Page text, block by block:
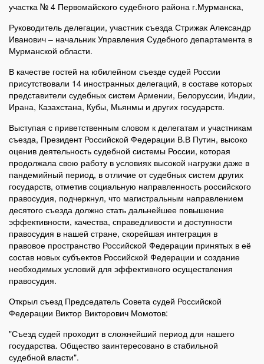
участка № 4 Первомайского судебного района г.Мурманска,
Руководитель делегации, участник съезда Стрижак Александр
Иванович – начальник Управления Судебного департамента в
Мурманской области.
В качестве гостей на юбилейном съезде судей России
присутствовали 14 иностранных делегаций, в составе которых
представители судебных систем Армении, Белоруссии, Индии,
Ирана, Казахстана, Кубы, Мьянмы и других государств.
Выступая с приветственным словом к делегатам и участникам
съезда, Президент Российской Федерации В.В Путин, высоко
оценив деятельность судебной системы России, которая
продолжала свою работу в условиях высокой нагрузки даже в
пандемийный период, в отличие от судебных систем других
государств, отметив социальную направленность российского
правосудия, подчеркнул, что магистральным направлением
десятого съезда должно стать дальнейшее повышение
эффективности, качества, справедливости и доступности
правосудия в нашей стране, скорейшая интеграция в
правовое пространство Российской Федерации принятых в её
состав новых субъектов Российской Федерации и создание
необходимых условий для эффективного осуществления
правосудия.
Открыл съезд Председатель Совета судей Российской
Федерации Виктор Викторович Момотов:
"Съезд судей проходит в сложнейший период для нашего
государства. Общество заинтересовано в стабильной
судебной власти".